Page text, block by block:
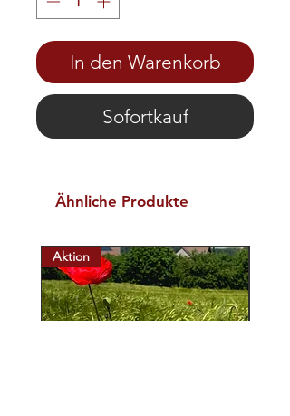
In den Warenkorb
Sofortkauf
Ähnliche Produkte
Aktion